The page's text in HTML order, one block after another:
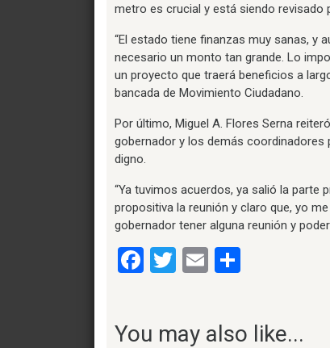
metro es crucial y está siendo revisado
“El estado tiene finanzas muy sanas, y
necesario un monto tan grande. Lo
un proyecto que traerá beneficios a
bancada de Movimiento Ciudadano.
Por último, Miguel A. Flores Serna
gobernador y los demás
digno.
“Ya tuvimos acuerdos, ya salió la parte
propositiva la reunión y claro que, yo
gobernador tener alguna reunión y
Facebook
Twitter
Email
You may also like...